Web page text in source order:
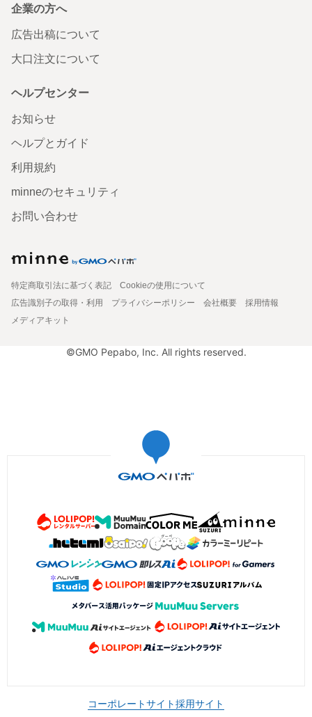
企業の方へ
広告出稿について
大口注文について
ヘルプセンター
お知らせ
ヘルプとガイド
利用規約
minneのセキュリティ
お問い合わせ
特定商取引法に基づく表記
Cookieの使用について
広告識別子の取得・利用
プライバシーポリシー 会社概要
採用情報
メディアキット
©GMO Pepabo, Inc. All rights reserved.
コーポレートサイト採用サイト